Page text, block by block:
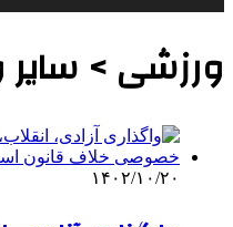
ورزشی >
۱۴۰۲/۱۰/۲۰